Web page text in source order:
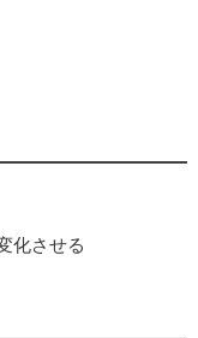
化させる